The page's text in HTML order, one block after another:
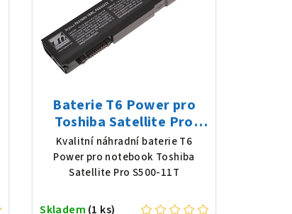
Baterie T6 Power pro
Toshiba Satellite Pro
S500-11T, Li-Ion, 10,8 V,
5200 mAh (56 Wh), černá
Kvalitní náhradní baterie T6
Power pro notebook Toshiba
Satellite Pro S500-11T
Skladem (1 ks)